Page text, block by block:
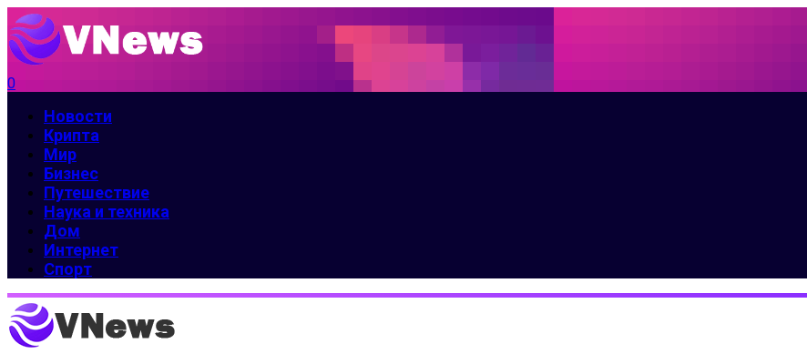
0
Новости
Крипта
Мир
Бизнес
Путешествие
Наука и техника
Дом
Интернет
Спорт